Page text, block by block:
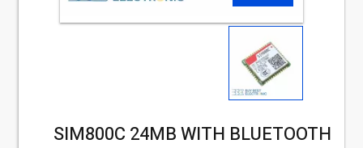
SIM800C 24MB WITH BLUETOOTH